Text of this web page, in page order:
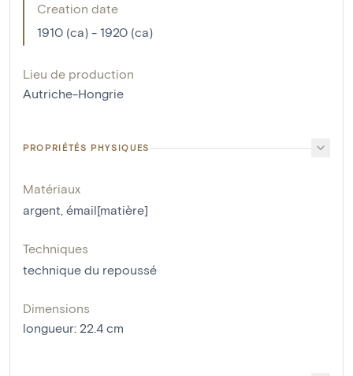
Creation date
1910 (ca) - 1920 (ca)
Lieu de production
Autriche-Hongrie
PROPRIÉTÉS PHYSIQUES
Matériaux
argent, émail[matière]
Techniques
technique du repoussé
Dimensions
longueur: 22.4 cm